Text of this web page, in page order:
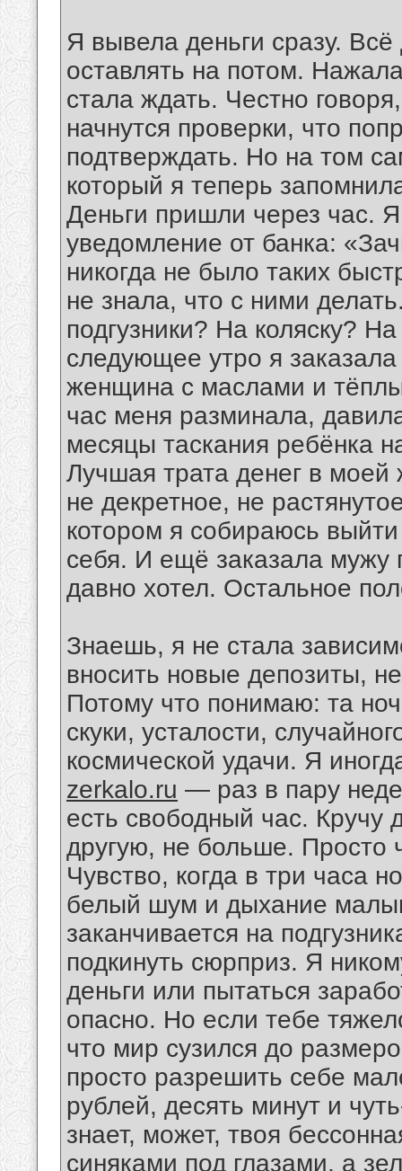
Я вывела деньги сразу.
оставлять на потом.
стала ждать. Честно
начнутся проверки, что
подтверждать. Но на том
который я теперь
Деньги пришли через час.
уведомление от банка:
никогда не было таких
не знала, что с ними
подгузники? На коляску?
следующее утро я
женщина с маслами и
час меня разминала,
месяцы таскания ребёнка
Лучшая трата денег в
не декретное, не
котором я собираюсь
себя. И ещё заказала
давно хотел. Остальное
Знаешь, я не стала
вносить новые депозиты,
Потому что понимаю: та
скуки, усталости,
космической удачи. Я
zerkalo.ru — раз в пару
есть свободный час.
другую, не больше. Просто
Чувство, когда в три часа
белый шум и дыхание
заканчивается на
подкинуть сюрприз. Я
деньги или пытаться
опасно. Но если тебе
что мир сузился до
просто разрешить себе
рублей, десять минут и
знает, может, твоя
синяками под глазами, а